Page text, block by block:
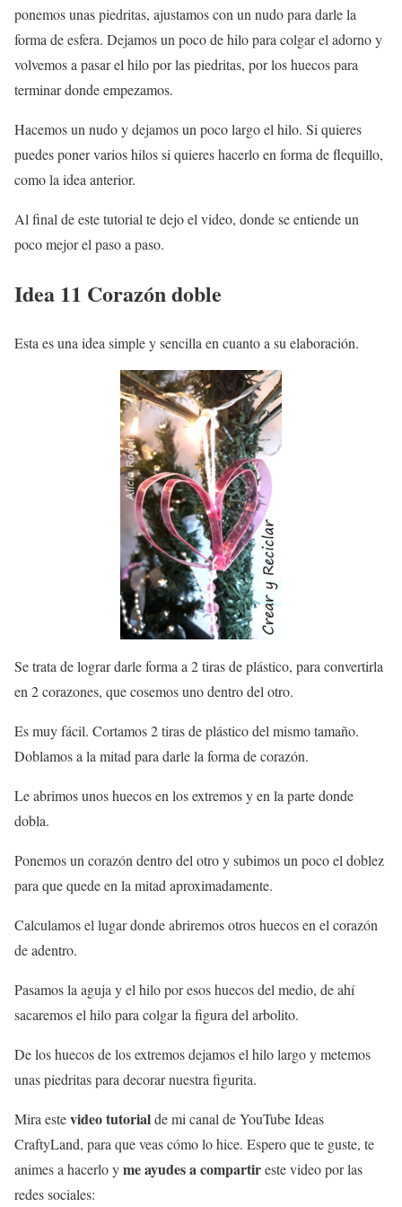
ponemos unas piedritas, ajustamos con un nudo para darle la
forma de esfera. Dejamos un poco de hilo para colgar el adorno y
volvemos a pasar el hilo por las piedritas, por los huecos para
terminar donde empezamos.
Hacemos un nudo y dejamos un poco largo el hilo. Si quieres
puedes poner varios hilos si quieres hacerlo en forma de flequillo,
como la idea anterior.
Al final de este tutorial te dejo el video, donde se entiende un
poco mejor el paso a paso.
Idea 11 Corazón doble
Esta es una idea simple y sencilla en cuanto a su elaboración.
Se trata de lograr darle forma a 2 tiras de plástico, para convertirla
en 2 corazones, que cosemos uno dentro del otro.
Es muy fácil. Cortamos 2 tiras de plástico del mismo tamaño.
Doblamos a la mitad para darle la forma de corazón.
Le abrimos unos huecos en los extremos y en la parte donde
dobla.
Ponemos un corazón dentro del otro y subimos un poco el doblez
para que quede en la mitad aproximadamente.
Calculamos el lugar donde abriremos otros huecos en el corazón
de adentro.
Pasamos la aguja y el hilo por esos huecos del medio, de ahí
sacaremos el hilo para colgar la figura del arbolito.
De los huecos de los extremos dejamos el hilo largo y metemos
unas piedritas para decorar nuestra figurita.
Mira estevideo tutorialde mi canal de YouTube Ideas
CraftyLand, para que veas cómo lo hice. Espero que te guste, te
animes a hacerlo yme ayudes a compartireste video por las
redes sociales: